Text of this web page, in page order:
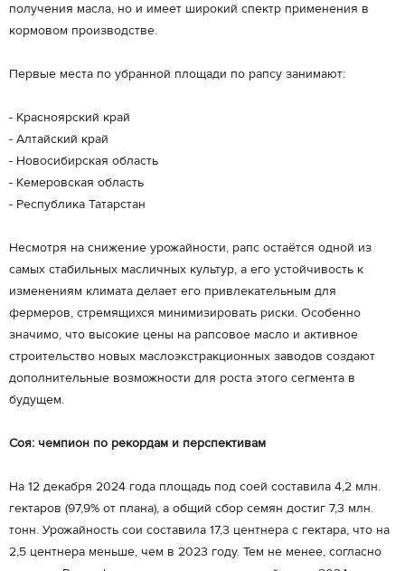
получения масла, но и имеет широкий спектр применения в
кормовом производстве.
Первые места по убранной площади по рапсу занимают:
- Красноярский край
- Алтайский край
- Новосибирская область
- Кемеровская область
- Республика Татарстан
Несмотря на снижение урожайности, рапс остаётся одной из
самых стабильных масличных культур, а его устойчивость к
изменениям климата делает его привлекательным для
фермеров, стремящихся минимизировать риски. Особенно
значимо, что высокие цены на рапсовое масло и активное
строительство новых маслоэкстракционных заводов создают
дополнительные возможности для роста этого сегмента в
будущем.
Соя: чемпион по рекордам и перспективам
На 12 декабря 2024 года площадь под соей составила 4,2 млн.
гектаров (97,9% от плана), а общий сбор семян достиг 7,3 млн.
тонн. Урожайность сои составила 17,3 центнера с гектара, что на
2,5 центнера меньше, чем в 2023 году. Тем не менее, согласно